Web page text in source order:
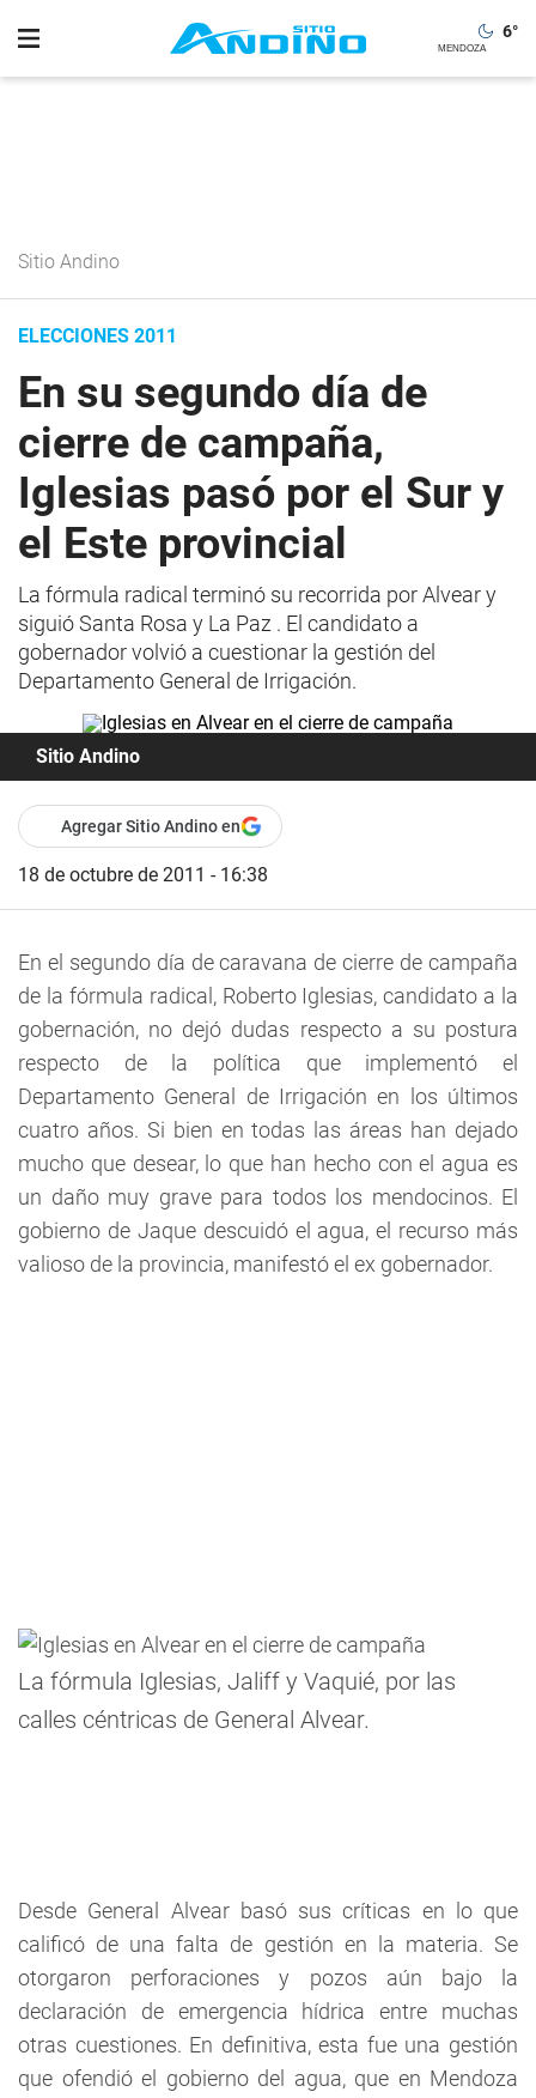
6°
Sitio Andino
ELECCIONES 2011
En su segundo día de
cierre de campaña,
Iglesias pasó por el Sur y
el Este provincial
La fórmula radical terminó su recorrida por Alvear y
siguió Santa Rosa y La Paz . El candidato a
gobernador volvió a cuestionar la gestión del
Departamento General de Irrigación.
Sitio Andino
Agregar Sitio Andino en
18 de octubre de 2011 - 16:38
En el segundo día de caravana de cierre de campaña
de la fórmula radical, Roberto Iglesias, candidato a la
gobernación, no dejó dudas respecto a su postura
respecto de la política que implementó el
Departamento General de Irrigación en los últimos
cuatro años. Si bien en todas las áreas han dejado
mucho que desear, lo que han hecho con el agua es
un daño muy grave para todos los mendocinos. El
gobierno de Jaque descuidó el agua, el recurso más
valioso de la provincia, manifestó el ex gobernador.
La fórmula Iglesias, Jaliff y Vaquié, por las
calles céntricas de General Alvear.
Desde General Alvear basó sus críticas en lo que
calificó de una falta de gestión en la materia. Se
otorgaron perforaciones y pozos aún bajo la
declaración de emergencia hídrica entre muchas
otras cuestiones. En definitiva, esta fue una gestión
que ofendió el gobierno del agua, que en Mendoza